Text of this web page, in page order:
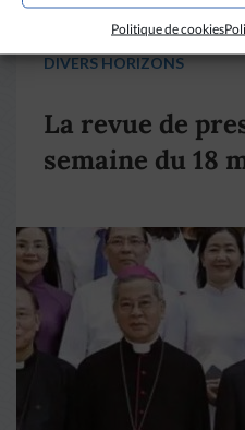
Politique de cookies
DIVERS HORIZONS
La revue de
semaine du 18